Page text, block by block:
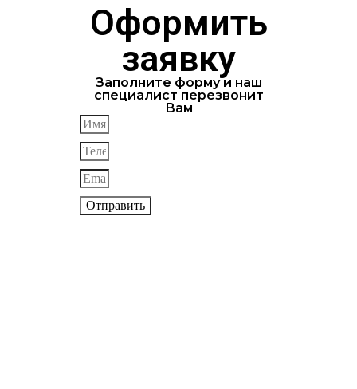
Оформить
заявку
Заполните форму и наш
специалист перезвонит
Вам
Отправить